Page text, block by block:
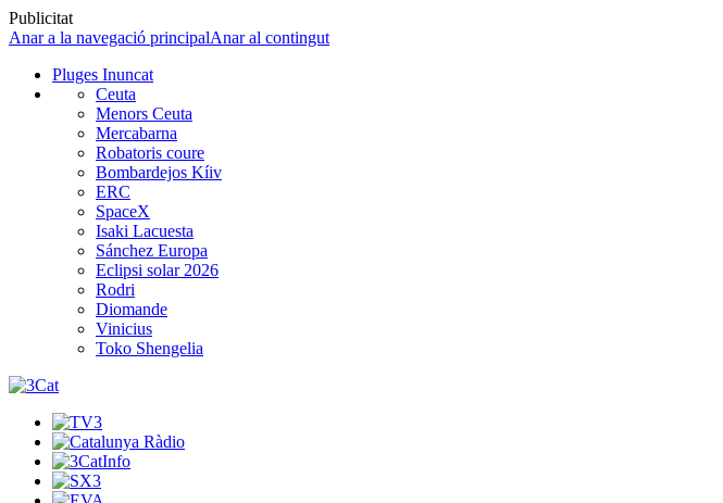
Publicitat
Anar a la navegació principalAnar al contingut
Pluges Inuncat
Ceuta
Menors Ceuta
Mercabarna
Robatoris coure
Bombardejos Kíiv
ERC
SpaceX
Isaki Lacuesta
Sánchez Europa
Eclipsi solar 2026
Rodri
Diomande
Vinicius
Toko Shengelia